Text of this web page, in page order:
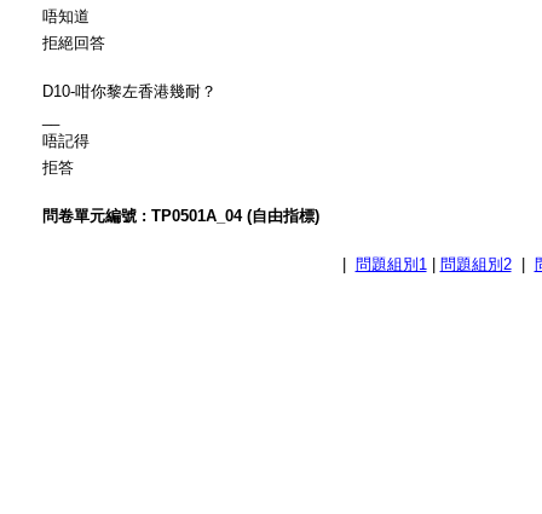
唔知道
拒絕回答
D10-咁你黎左香港幾耐？
唔記得
拒答
問卷單元編號 : TP0501A_04 (自由指標)
問題組別1| 問題組別2|